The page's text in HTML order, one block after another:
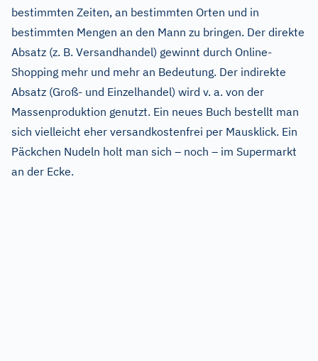
bestimmten Zeiten, an bestimmten Orten und in
bestimmten Mengen an den Mann zu bringen. Der direkte
Absatz (z. B. Versandhandel) gewinnt durch Online-
Shopping mehr und mehr an Bedeutung. Der indirekte
Absatz (Groß- und Einzelhandel) wird v. a. von der
Massenproduktion genutzt. Ein neues Buch bestellt man
sich vielleicht eher versandkostenfrei per Mausklick. Ein
Päckchen Nudeln holt man sich – noch – im Supermarkt
an der Ecke.